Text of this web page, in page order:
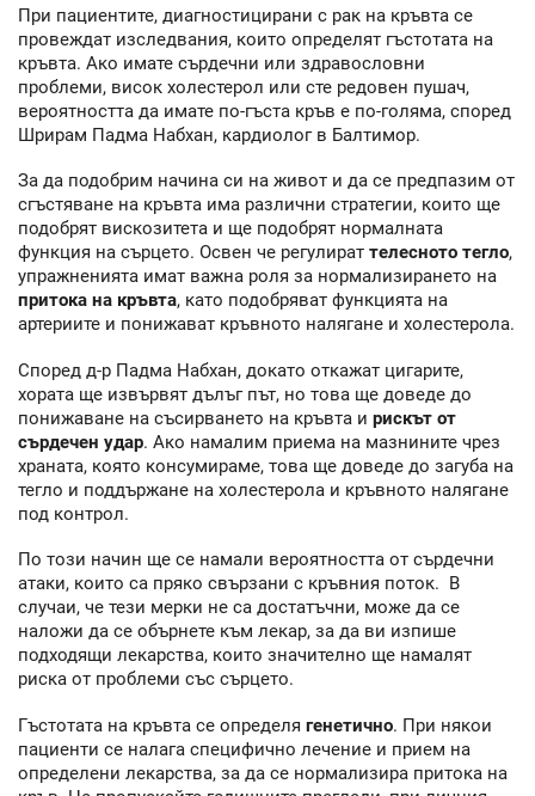
При пациентите, диагностицирани с рак на кръвта се
провеждат изследвания, които определят гъстотата на
кръвта. Ако имате сърдечни или здравословни
проблеми, висок холестерол или сте редовен пушач,
вероятността да имате по-гъста кръв е по-голяма, според
Шрирам Падма Набхан, кардиолог в Балтимор.
За да подобрим начина си на живот и да се предпазим от
сгъстяване на кръвта има различни стратегии, които ще
подобрят вискозитета и ще подобрят нормалната
функция на сърцето. Освен че регулират телесното тегло,
упражненията имат важна роля за нормализирането на
притока на кръвта, като подобряват функцията на
артериите и понижават кръвното налягане и холестерола.
Според д-р Падма Набхан, докато откажат цигарите,
хората ще извървят дълъг път, но това ще доведе до
понижаване на съсирването на кръвта и рискът от
сърдечен удар. Ако намалим приема на мазнините чрез
храната, която консумираме, това ще доведе до загуба на
тегло и поддържане на холестерола и кръвното налягане
под контрол.
По този начин ще се намали вероятността от сърдечни
атаки, които са пряко свързани с кръвния поток. В
случаи, че тези мерки не са достатъчни, може да се
наложи да се обърнете към лекар, за да ви изпише
подходящи лекарства, които значително ще намалят
риска от проблеми със сърцето.
Гъстотата на кръвта се определя генетично. При някои
пациенти се налага специфично лечение и прием на
определени лекарства, за да се нормализира притока на